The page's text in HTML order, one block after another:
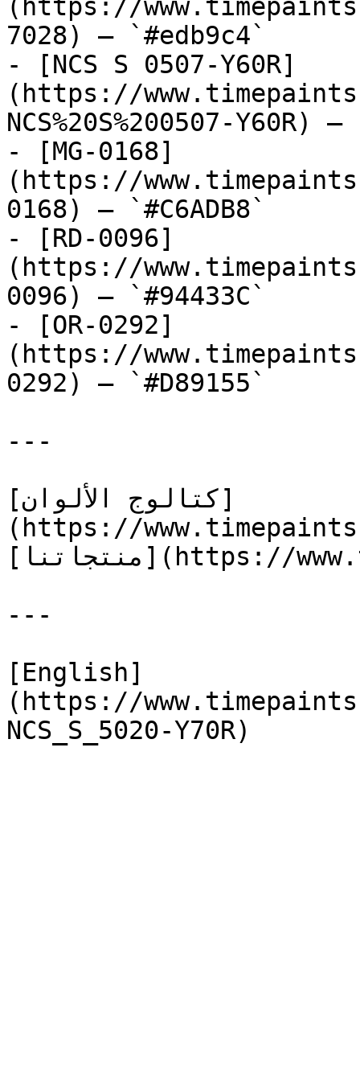
(https://
7028) — `#edb9c4`
- [NCS S 0507-Y60R]
(https://
NCS%20S%200507-Y60R)
- [MG-0168]
(https://
0168) — `#C6ADB8`
- [RD-0096]
(https://
0096) — `#94433C`
- [OR-0292]
(https://
0292) — `#D89155`
---
[كتالوج الألوان]
(https://
[منتجاتنا](https://www.timepaints.com/ar/products)
---
[English]
(https://
NCS_S_5020-Y70R)